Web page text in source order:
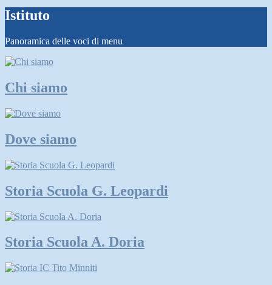
Istituto
Panoramica delle voci di menu
Chi siamo
Dove siamo
Storia Scuola G. Leopardi
Storia Scuola A. Doria